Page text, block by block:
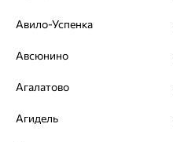
Авило-Успенка
Авсюнино
Агалатово
Агидель